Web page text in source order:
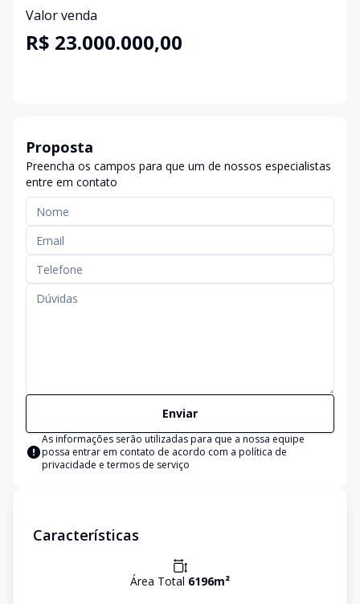
Valor venda
R$ 23.000.000,00
Proposta
Preencha os campos para que um de nossos especialistas
entre em contato
Enviar
As informações serão utilizadas para que a nossa equipe
possa entrar em contato de acordo com a política de
privacidade e termos de serviço
Características
Área Total 6196m²